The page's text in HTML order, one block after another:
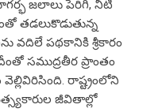
జ‌లాలు పెరిగి, నీటి
త‌డ‌లుకొడుతున్న
వ‌దిలే ప‌థ‌కానికి శ్రీకారం
సముద్రతీర ప్రాంతం
రాష్ట్రంలోని
జీవితాల్లో